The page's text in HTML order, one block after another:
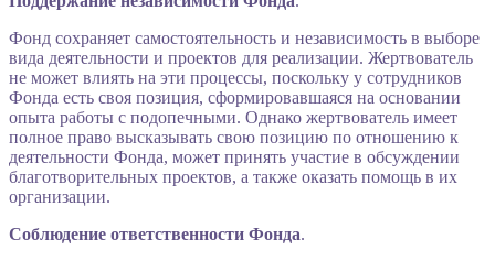
Фонд сохраняет самостоятельность и независимость в выборе
вида деятельности и проектов для реализации. Жертвователь
не может влиять на эти процессы, поскольку у сотрудников
Фонда есть своя позиция, сформировавшаяся на основании
опыта работы с подопечными. Однако жертвователь имеет
полное право высказывать свою позицию по отношению к
деятельности Фонда, может принять участие в обсуждении
благотворительных проектов, а также оказать помощь в их
организации.
Соблюдение ответственности Фонда.